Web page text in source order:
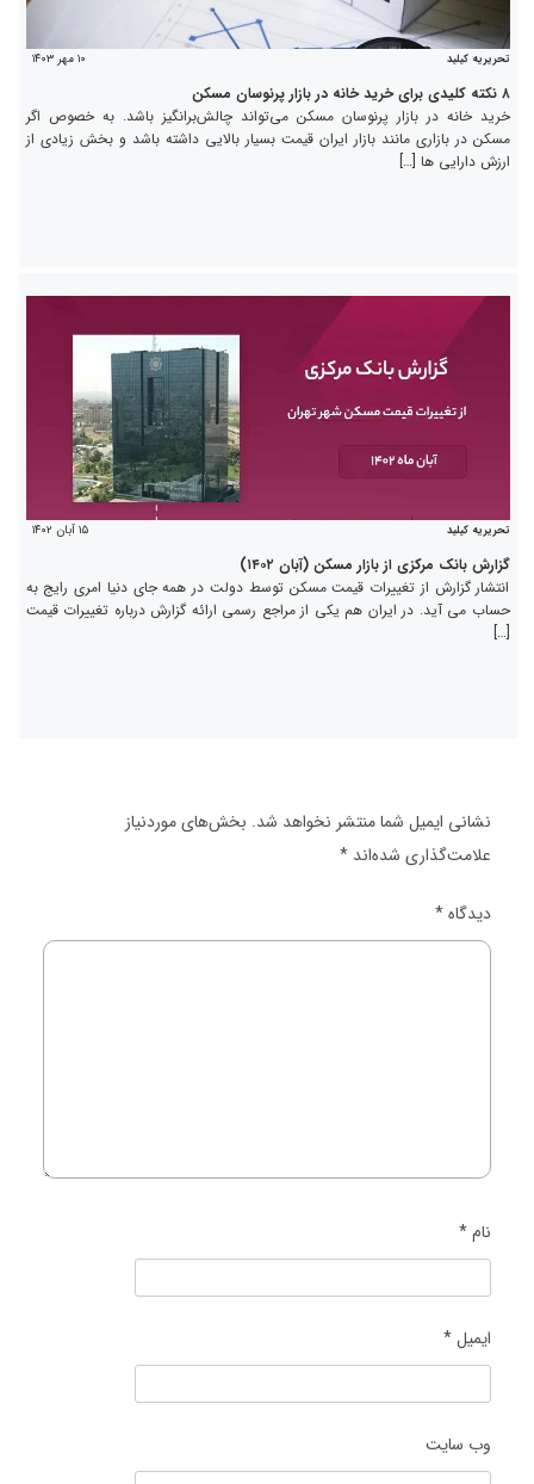
تحریریه کیلید ۱۰ مهر ۱۴۰۳
۸ نکته کلیدی برای خرید خانه در بازار پرنوسان مسکن
خرید خانه در بازار پرنوسان مسکن می‌تواند چالش‌برانگیز باشد. به خصوص اگر
مسکن در بازاری مانند بازار ایران قیمت بسیار بالایی داشته باشد و بخش زیادی از
ارزش دارایی ها […]
تحریریه کیلید ۱۵ آبان ۱۴۰۲
گزارش بانک مرکزی از بازار مسکن (آبان ۱۴۰۲)
انتشار گزارش از تغییرات قیمت مسکن توسط دولت در همه جای دنیا امری رایج به
حساب می آید. در ایران هم یکی از مراجع رسمی ارائه گزارش درباره تغییرات قیمت
[…]
نشانی ایمیل شما منتشر نخواهد شد. بخش‌های موردنیاز
علامت‌گذاری شده‌اند *
دیدگاه*
نام*
ایمیل*
وب‌ سایت